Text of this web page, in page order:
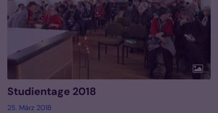
Studientage 2018
25. März 2018